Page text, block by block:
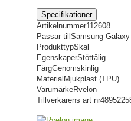
Specifikationer
Artikelnummer112608
Passar till Samsung Galaxy
ProdukttypSkal
EgenskaperStöttålig
FärgGenomskinlig
Material Mjukplast (TPU)
VarumärkeRvelon
Tillverkarens art nr